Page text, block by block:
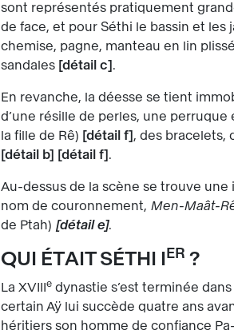
sont représentés pratiquement
de face, et pour Séthi le bassin et les
chemise, pagne, manteau en lin
sandales détail c .
En revanche, la déesse se tient
d’une résille de perles, une
la fille de Rê) détail f , des bracelets,
détail b
détail f .
Au-dessus de la scène se trouve
nom de couronnement, Men-Maât-
de Ptah) détail e .
QUI ÉTAIT SÉTHI I ER ?
La XVIIIe dynastie s’est terminée
certain Aÿ lui succède quatre ans
héritiers son homme de confiance